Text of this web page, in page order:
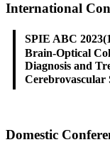
International
SPIE ABC
Brain-Optical
Diagnosis and
Cerebrovascular
Domestic